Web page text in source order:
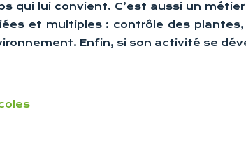
qui lui convient. C’est aussi un
et multiples : contrôle des
Enfin, si son activité se